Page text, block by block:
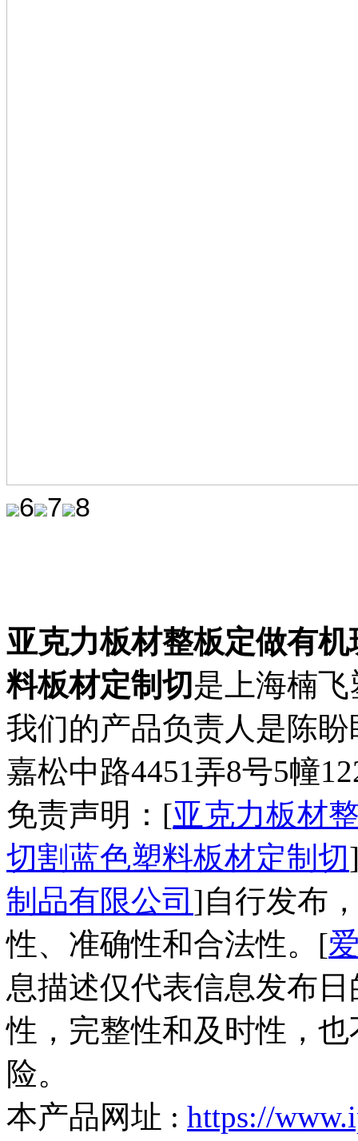
6 7 8
亚克力板材整板定做有
料板材定制切 是上海楠
我们的产品负责人是陈
嘉松中路4451弄8号5幢
免责声明：[亚克力板材
切割蓝色塑料板材定制切
制品有限公司 ]自行发布
性、准确性和合法性。[
息描述仅代表信息发布
性，完整性和及时性，
险。
本产品网址 : https://